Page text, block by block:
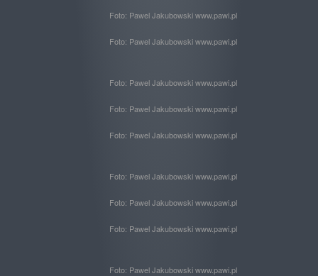
Foto: Pawel Jakubowski www.pawi.pl
Foto: Pawel Jakubowski www.pawi.pl
Foto: Pawel Jakubowski www.pawi.pl
Foto: Pawel Jakubowski www.pawi.pl
Foto: Pawel Jakubowski www.pawi.pl
Foto: Pawel Jakubowski www.pawi.pl
Foto: Pawel Jakubowski www.pawi.pl
Foto: Pawel Jakubowski www.pawi.pl
Foto: Pawel Jakubowski www.pawi.pl